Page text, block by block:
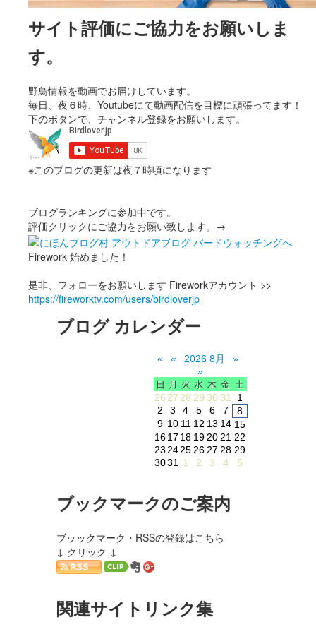
サイト評価にご協力をお願いしま
す。
野鳥情報を動画でお届けしています。
毎日、夜６時、Youtubeにて動画配信を目標に頑張ってます！
下のボタンで、チャンネル登録をお願いします。
※このブログの更新は夜７時頃になります
ブログランキングに参加中です。
評価クリックにご協力をお願い致します。→
Firework 始めました！
是非、フォローをお願いします Fireworkアカウント >>
https://fireworktv.com/users/birdloverjp
ブログ カレンダー
« « 2026 8月
»
»
日 月 火 水 木 金 土
26 27 28 29 30 31
1
2
3 4 5 6 7
8
9 10 11 12 13 14 15
1617 18 19 20 21 22
232425 26 27 28 29
3031 1 2 3 4 5
ブックマークのご案内
ブッックマーク・RSSの登録はこちら
↓ クリック ↓
関連サイトリンク集